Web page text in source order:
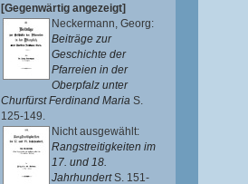
[Gegenwärtig angezeigt]
Neckermann, Georg:
Beiträge zur
Geschichte der
Pfarreien in der
Oberpfalz unter
Churfürst Ferdinand Maria S.
125-149.
Nicht ausgewählt:
Rangstreitigkeiten im
17. und 18.
JahrhundertS. 151-